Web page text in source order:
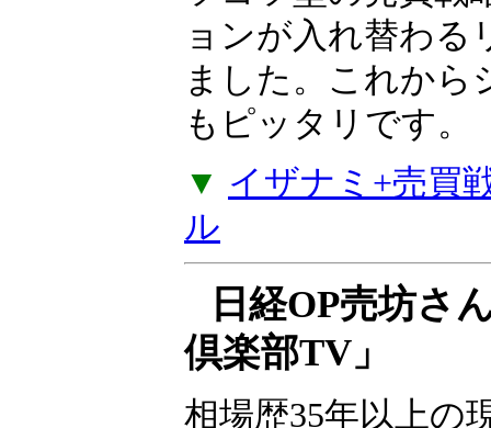
システムトレード
ナミ と相性のよい
な売買戦略4つの
ルズから値動きが
戦略やコツコツ型
でポジションが入
が加わりました
たい方にもピッタ
▼ イザナミ+売買